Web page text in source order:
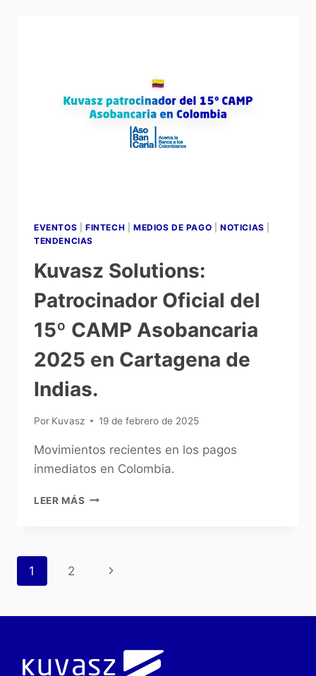
EVENTOS FINTECH MEDIOS DE PAGO |NOTICIAS
TENDENCIAS
Kuvasz Solutions:
Patrocinador Oficial del
15º CAMP Asobancaria
2025 en Cartagena de
Indias.
Por Kuvasz 19 de febrero de 2025
Movimientos recientes en los pagos
inmediatos en Colombia.
LEER MÁS
1 2